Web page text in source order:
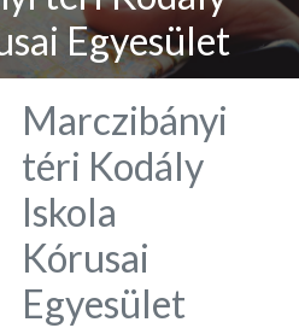
Egyesület
Marczibányi
téri Kodály
Iskola
Kórusai
Egyesület